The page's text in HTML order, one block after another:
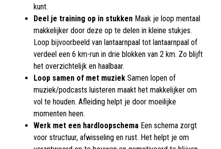
kunt.
Deel je training op in stukken Maak je loop mentaal
makkelijker door deze op te delen in kleine stukjes.
Loop bijvoorbeeld van lantaarnpaal tot lantaarnpaal of
verdeel een 6 km-run in drie blokken van 2 km. Zo blijft
het overzichtelijk en haalbaar.
Loop samen of met muziek Samen lopen of
muziek/podcasts luisteren maakt het makkelijker om
vol te houden. Afleiding helpt je door moeilijke
momenten heen.
Werk met een hardloopschema Een schema zorgt
voor structuur, afwisseling en rust. Het helpt je om